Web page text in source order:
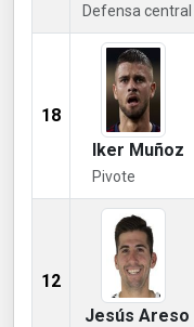
Defensa central
18
Iker Muñoz
Pivote
12
Jesús Areso